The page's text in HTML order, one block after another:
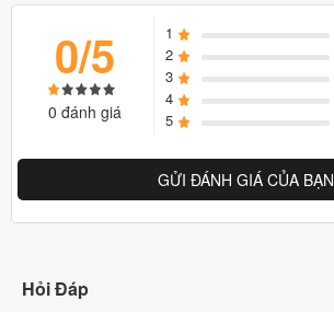
0/5
0 đánh giá
1
2
3
4
5
GỬI ĐÁNH GIÁ CỦA BẠN
Hỏi Đáp